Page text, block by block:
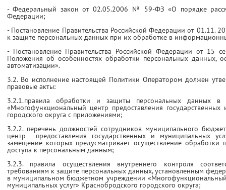
- Федеральный закон от 02.05.2006 № 59-ФЗ «О порядке
Федерации;
- Постановление Правительства Российской Федерации от 01.11.
к защите персональных данных при их обработке в
- Постановление Правительства Российской Федерации от
Положения об особенностях обработки персональных данных,
автоматизации».
3.2. Во исполнение настоящей Политики Оператором должен
правовые акты:
3.2.1.правила обработки и защиты персональных данных в
«Многофункциональный центр предоставления
городского округа с приложениями;
3.2.2. перечень должностей сотрудников муниципального
центр предоставления государственных и муниципальных
замещение которых предусматривает осуществление
доступа к персональным данным;
3.2.3. правила осуществления внутреннего контроля
требованиям к защите персональных данных, установленным
в муниципальном бюджетном учреждении
муниципальных услуг» Краснобродского городского округа;